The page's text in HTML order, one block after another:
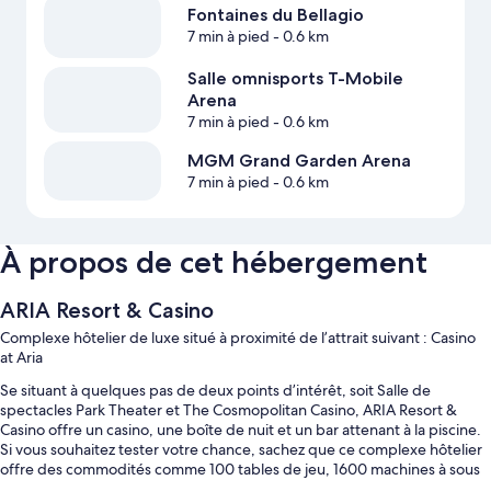
Fontaines du Bellagio
7 min à pied - 0.6 km
Salle omnisports T-Mobile
Arena
7 min à pied - 0.6 km
MGM Grand Garden Arena
7 min à pied - 0.6 km
À propos de cet hébergement
ARIA Resort & Casino
Complexe hôtelier de luxe situé à proximité de l’attrait suivant : Casino
at Aria
Se situant à quelques pas de deux points d’intérêt, soit Salle de
spectacles Park Theater et The Cosmopolitan Casino, ARIA Resort &
Casino offre un casino, une boîte de nuit et un bar attenant à la piscine.
Si vous souhaitez tester votre chance, sachez que ce complexe hôtelier
offre des commodités comme 100 tables de jeu, 1600 machines à sous